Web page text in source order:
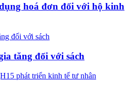
hoá đơn đối với hộ kinh
tăng đối với sách